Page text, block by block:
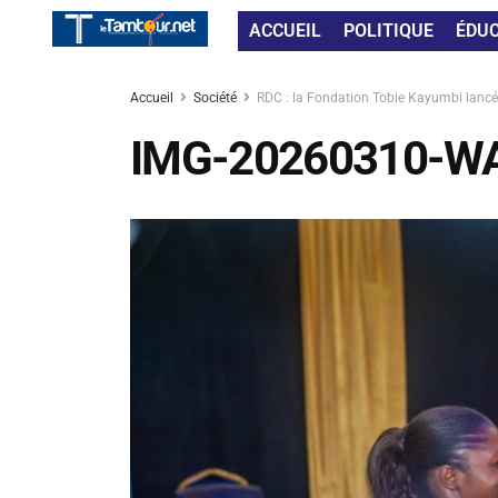
ACCUEIL POLITIQUE
Accueil Société RDC : la Fondation Tobie Kayumbi
IMG-20260310-